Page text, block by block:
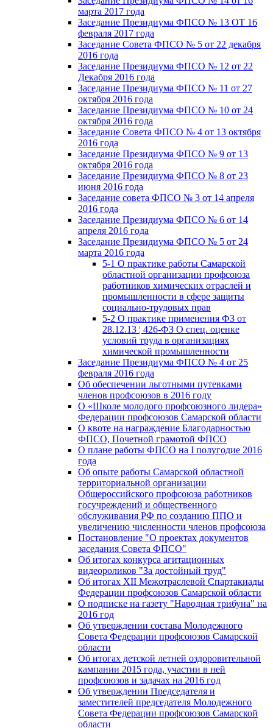
марта 2017 года
Заседание Президиума ФПСО № 13 ОТ 16
февраля 2017 года
Заседание Совета ФПСО № 5 от 22 декабря
2016 года
Заседание Президиума ФПСО № 12 от 22
Декабря 2016 года
Заседание Президиума ФПСО № 11 от 27
октября 2016 года
Заседание Президиума ФПСО № 10 от 24
октября 2016 года
Заседание Совета ФПСО № 4 от 13 октября
2016 года
Заседание Президиума ФПСО № 9 от 13
октября 2016 года
Заседание Президиума ФПСО № 8 от 23
июня 2016 года
Заседание совета ФПСО № 3 от 14 апреля
2016 года
Заседание Президиума ФПСО № 6 от 14
апреля 2016 года
Заседание Президиума ФПСО № 5 от 24
марта 2016 года
5-1 О практике работы Самарской
областной организации профсоюза
работников химических отраслей и
промышленности в сфере защиты
социально-трудовых прав
5-2 О практике применения ФЗ от
28.12.13 ¦ 426-ФЗ О спец. оценке
условий труда в организациях
химической промышленности
Заседание Президиума ФПСО № 4 от 25
февраля 2016 года
Об обеспечении льготными путевками
членов профсоюзов в 2016 году
О «Школе молодого профсоюзного лидера»
Федерации профсоюзов Самарской области
О квоте на награждение Благодарностью
ФПСО, Почетной грамотой ФПСО
О плане работы ФПСО на I полугодие 2016
года
Об опыте работы Самарской областной
территориальной организации
Общероссийского профсоюза работников
госучреждений и общественного
обслуживания РФ по созданию ППО и
увеличению численности членов профсоюза
Постановление "О проектах документов
заседания Совета ФПСО"
Об итогах конкурса агитационных
видеороликов "За достойный труд"
Об итогах XII Межотраслевой Спартакиады
Федерации профсоюзов Самарской области
О подписке на газету "Народная трибуна" на
2016 год
Об утверждении состава Молодежного
Совета Федерации профсоюзов Самарской
области
Об итогах детской летней оздоровительной
кампании 2015 года, участии в ней
профсоюзов и задачах на 2016 год
Об утверждении Председателя и
заместителей председателя Молодежного
Совета Федерации профсоюзов Самарской
области